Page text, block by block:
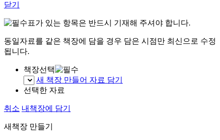
닫기
표가 있는 항목은 반드시 기재해 주셔야 합니다.
동일자료를 같은 책장에 담을 경우 담은 시점만 최신으로 수정
됩니다.
책장선택
새 책장 만들어 자료 담기
선택한 자료
취소 내책장에 담기
새책장 만들기